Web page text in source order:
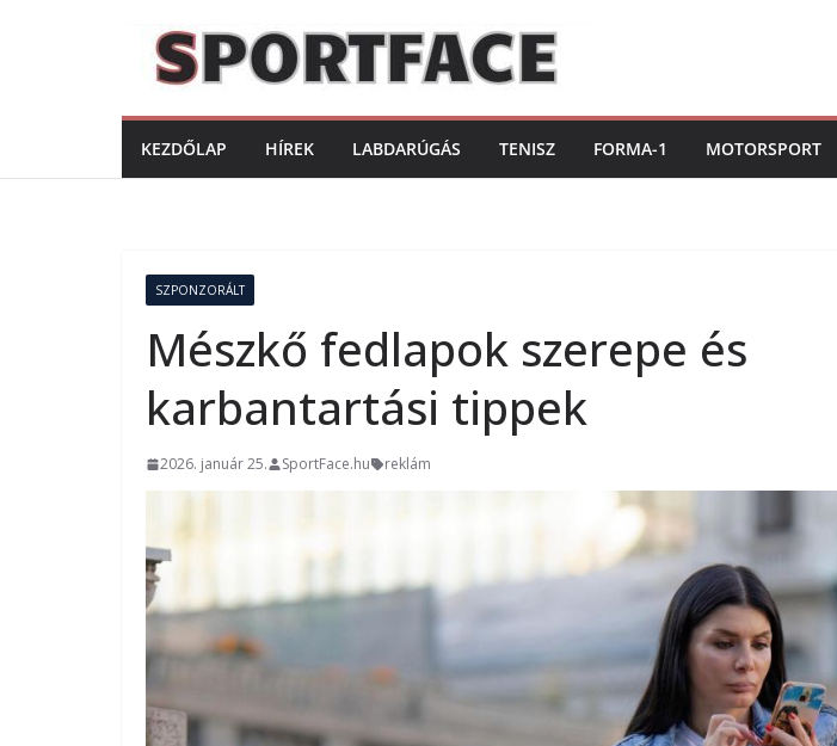
KEZDŐLAP HÍREK LABDARÚGÁS TENISZ FORMA-1 MOTORSPORT
SZPONZORÁLT
Mészkő fedlapok szerepe és
karbantartási tippek
2026. január 25. SportFace.hu reklám